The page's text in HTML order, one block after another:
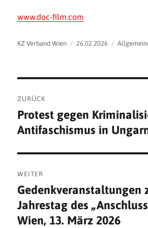
www.doc-film.com
Autor
KZ Verband Wien
Veröffentlicht
26.02.2026 Kategorien
ZURÜCK
Vorheriger
Beitrag:
Protest gegen
Antifaschismus in
WEITER
Nächster
Beitrag:
Gedenkveranstaltungen
Jahrestag des
Wien, 13. März 2026